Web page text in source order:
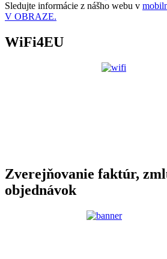
Sledujte informácie z nášho webu v
V OBRAZE.
WiFi4EU
Zverejňovanie faktúr,
objednávok